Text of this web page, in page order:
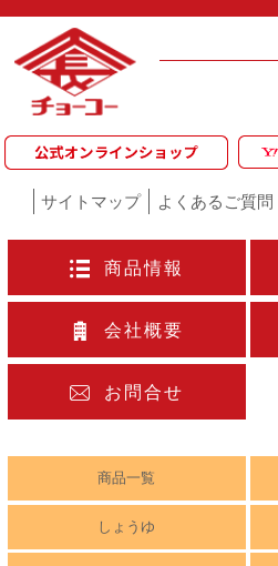
サイトマップ よくあるご質問
商品情報
会社概要
お問合せ
商品一覧
しょうゆ